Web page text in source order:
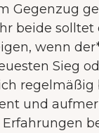
Gegenzug
beide solltet
wenn
Sieg
regelmäßig
und